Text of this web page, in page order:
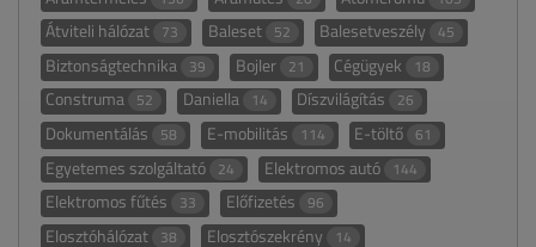
Átviteli hálózat 73 Baleset 52 Balesetveszély 45
Biztonságtechnika 39 Bojler 21 Cégügyek 18
Construma 52 Daniella 14 Díszvilágítás 26
Dokumentálás 58 E-mobilitás 114 E-töltő 61
Egyetemes szolgáltató 24 Elektromos autó 144
Elektromos fűtés 33 Előfizetés 96
Elosztóhálózat 38 Elosztószekrény 14